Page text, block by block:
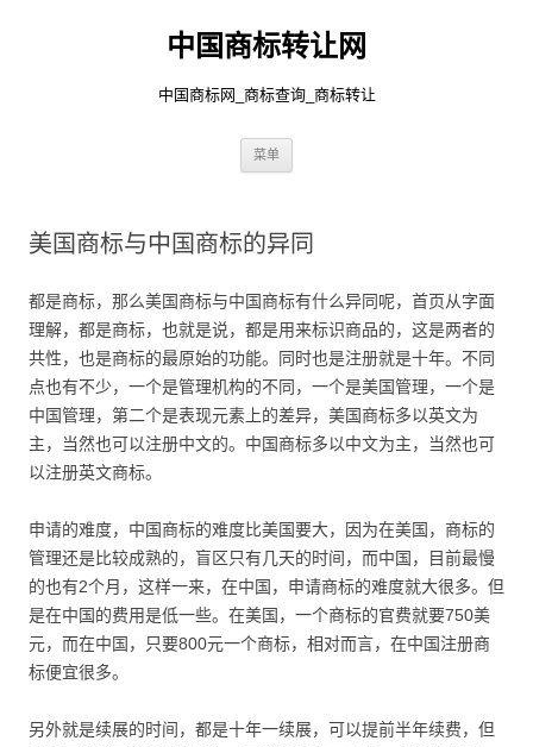
中国商标转让网
中国商标网_商标查询_商标转让
菜单
美国商标与中国商标的异同
都是商标，那么美国商标与中国商标有什么异同呢，首页从字面
理解，都是商标，也就是说，都是用来标识商品的，这是两者的
共性，也是商标的最原始的功能。同时也是注册就是十年。不同
点也有不少，一个是管理机构的不同，一个是美国管理，一个是
中国管理，第二个是表现元素上的差异，美国商标多以英文为
主，当然也可以注册中文的。中国商标多以中文为主，当然也可
以注册英文商标。
申请的难度，中国商标的难度比美国要大，因为在美国，商标的
管理还是比较成熟的，盲区只有几天的时间，而中国，目前最慢
的也有2个月，这样一来，在中国，申请商标的难度就大很多。但
是在中国的费用是低一些。在美国，一个商标的官费就要750美
元，而在中国，只要800元一个商标，相对而言，在中国注册商
标便宜很多。
另外就是续展的时间，都是十年一续展，可以提前半年续费，但